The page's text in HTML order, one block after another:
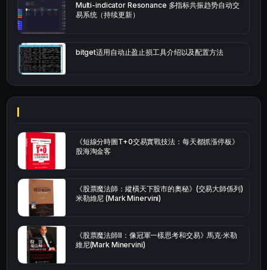
Multi-indicator Resonance 多指标共振趋势自动交
易系统（持续更新）
bitget适用自动止盈止损工具介绍以及配置方法
《短線分時圖T+0交易實戰技法：每天都抓漲停板》
股海淘金客
《股票魔法師：縱橫天下股市的奧秘》(交易大師係列)
米勒維尼 (Mark Minervini)
《股票魔法師Ⅱ：像冠軍一樣思考和交易》馬克·米勒
維尼(Mark Minervini)